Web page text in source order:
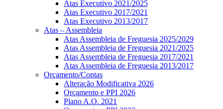
Atas Executivo 2021/2025
Atas Executivo 2017/2021
Atas Executivo 2013/2017
Atas – Assembleia
Atas Assembleia de Freguesia 2025/2029
Atas Assembleia de Freguesia 2021/2025
Atas Assembleia de Freguesia 2017/2021
Atas Assembleia de Freguesia 2013/2017
Orçamento/Contas
Alteração Modificativa 2026
Orçamento e PPI 2026
Plano A.O. 2021